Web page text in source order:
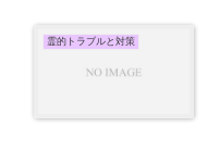
霊的トラブルと対策